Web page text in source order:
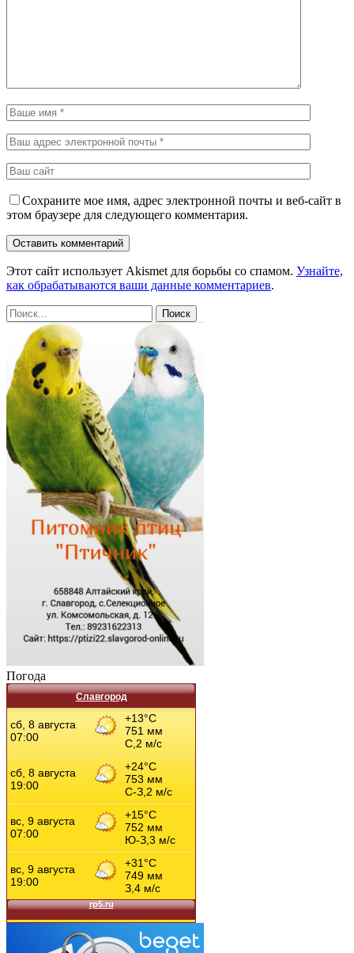
Сохраните мое имя, адрес электронной почты и веб-сайт в
этом браузере для следующего комментария.
Этот сайт использует Akismet для борьбы со спамом. Узнайте,
как обрабатываются ваши данные комментариев.
Погода
Славгород